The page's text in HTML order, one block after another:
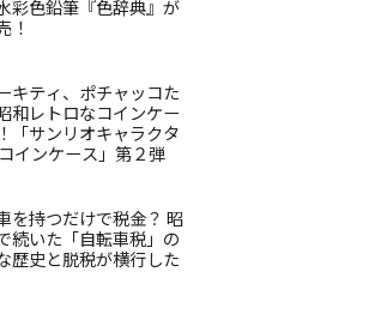
彩色鉛筆『色辞典』が
！
キティ、ポチャッコた
和レトロなコインケー
「サンリオキャラクタ
インケース」第２弾
を持つだけで税金？ 昭
続いた「自転車税」の
歴史と脱税が横行した